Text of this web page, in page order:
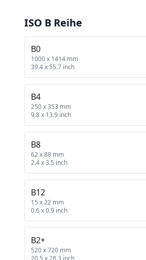
ISO B Reihe
B0
1000 x 1414 mm
39.4 x 55.7 inch
B4
250 x 353 mm
9.8 x 13.9 inch
B8
62 x 88 mm
2.4 x 3.5 inch
B12
15 x 22 mm
0.6 x 0.9 inch
B2+
520 x 720 mm
20.5 x 28.3 inch